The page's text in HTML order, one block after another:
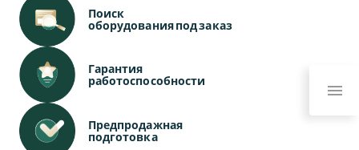
Поиск
оборудования под заказ
Гарантия
работоспособности
Предпродажная
подготовка